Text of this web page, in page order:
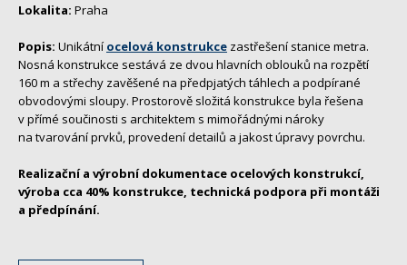
Lokalita: Praha
Popis: Unikátní ocelová konstrukce zastřešení stanice metra.
Nosná konstrukce sestává ze dvou hlavních oblouků na rozpětí
160 m a střechy zavěšené na předpjatých táhlech a podpírané
obvodovými sloupy. Prostorově složitá konstrukce byla řešena
v přímé součinosti s architektem s mimořádnými nároky
na tvarování prvků, provedení detailů a jakost úpravy povrchu.
Realizační a výrobní dokumentace ocelových konstrukcí,
výroba cca 40% konstrukce, technická podpora při montáži
a předpínání.